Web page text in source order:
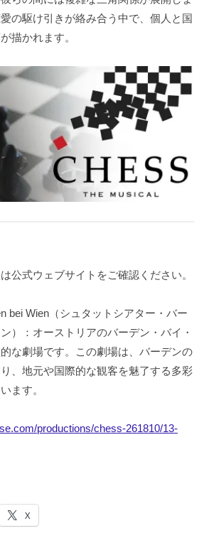
の駆け引きが絡み合う中で、個人と国
描かれます。
公式ウェブサイトをご確認ください。
bei Wien（シュタットシアター・バー
）：オーストリアのバーデン・バイ・
な劇場です。この劇場は、バーデンの
、地元や国際的な観客を魅了する多彩
ます。
productions/chess-261810/13-
X